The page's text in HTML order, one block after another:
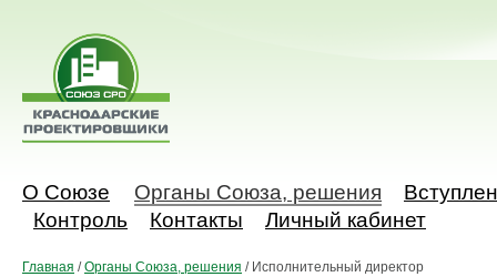
О Союзе Органы Союза, решения
Контроль
Контакты Личный кабинет
Главная /Органы Союза, решения / Исполнительный директор